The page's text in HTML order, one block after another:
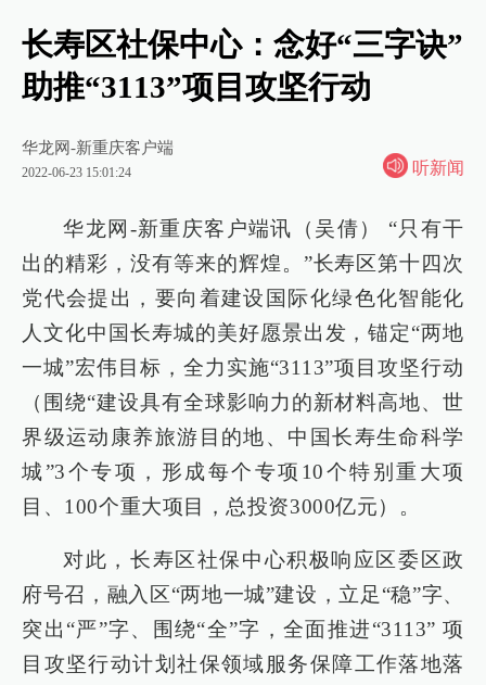
长寿区社保中心：念好“三字诀”
助推“3113”项目攻坚行动
华龙网-新重庆客户端
2022-06-23 15:01:24 听新闻
华龙网-新重庆客户端讯（吴倩） “只有干
出的精彩，没有等来的辉煌。”长寿区第十四次
党代会提出，要向着建设国际化绿色化智能化
人文化中国长寿城的美好愿景出发，锚定“两地
一城”宏伟目标，全力实施“3113”项目攻坚行动
（围绕“建设具有全球影响力的新材料高地、世
界级运动康养旅游目的地、中国长寿生命科学
城”3个专项，形成每个专项10个特别重大项
目、100个重大项目，总投资3000亿元）。
对此，长寿区社保中心积极响应区委区政
府号召，融入区“两地一城”建设，立足“稳”字、
突出“严”字、围绕“全”字，全面推进“3113” 项
目攻坚行动计划社保领域服务保障工作落地落